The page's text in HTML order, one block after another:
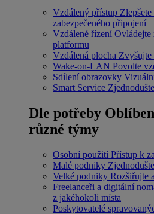
Vzdálený přístup
zabezpečeného připojení
Vzdálené řízení Ovládejte
platformu
Vzdálená plocha
Wake-on-LAN Povolte
Sdílení obrazovky
Smart Service
Dle potřeby
různé týmy
Osobní použití Přístup k
Malé podniky
Velké podniky Rozšiřujte
Freelanceři a digitální
z jakéhokoli místa
Poskytovatelé